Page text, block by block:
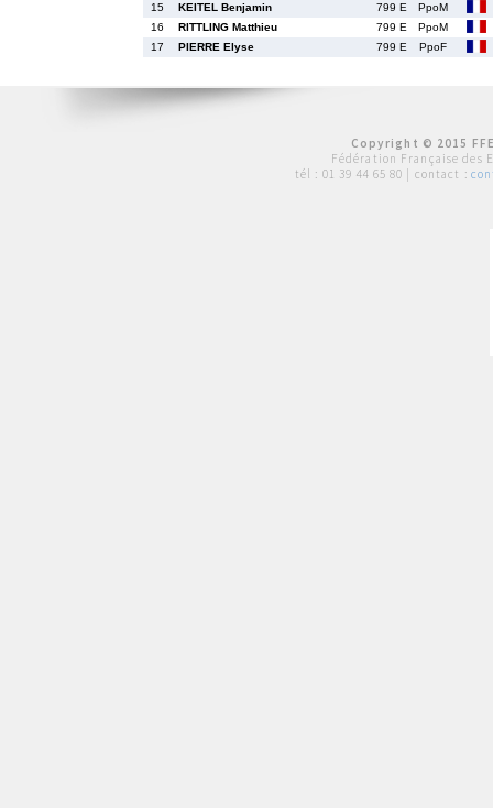
15
KEITEL Benjamin 799 E
PpoM
16
RITTLING Matthieu 799 E
PpoM
17
PIERRE Elyse 799 E PpoF
Copyright © 2015
Fédération Française des
tél : 01 39 44 65 80 | contact :